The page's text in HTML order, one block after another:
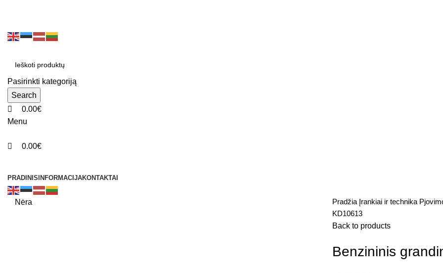
Pasirinkti kategoriją
Search
0.00€
Menu
0.00€
PRADINIS INFORMACIJAKONTAKTAI
Nėra Pradžia Įrankiai ir technika
KD10613
Back to products
Benzininis